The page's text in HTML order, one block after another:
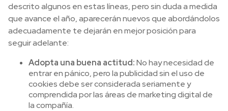
descrito algunos en estas líneas, pero sin duda a medida
que avance el año, aparecerán nuevos que abordándolos
adecuadamente te dejarán en mejor posición para
seguir adelante:
Adopta una buena actitud:No hay necesidad de
entrar en pánico, pero la publicidad sin el uso de
cookies debe ser considerada seriamente y
comprendida por las áreas de marketing digital de
la compañía.